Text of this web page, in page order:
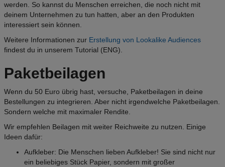
werden. So kannst du Menschen erreichen, die noch nicht mit
deinem Unternehmen zu tun hatten, aber an den Produkten
interessiert sein können.
Weitere Informationen zur Erstellung von Lookalike Audiences
findest du in unserem Tutorial (ENG).
Paketbeilagen
Wenn du 50 Euro übrig hast, versuche, Paketbeilagen in deine
Bestellungen zu integrieren. Aber nicht irgendwelche Paketbeilagen.
Sondern welche mit maximaler Rendite.
Wir empfehlen Beilagen mit weiter Reichweite zu nutzen. Einige
Ideen dafür:
Aufkleber: Die Menschen lieben Aufkleber! Sie sind nicht nur
ein beliebiges Stück Papier, sondern mit großer